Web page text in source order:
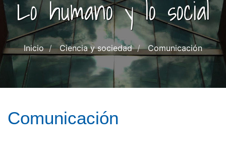
Lo humano y lo social
Inicio Ciencia y sociedad Comunicación
Comunicación